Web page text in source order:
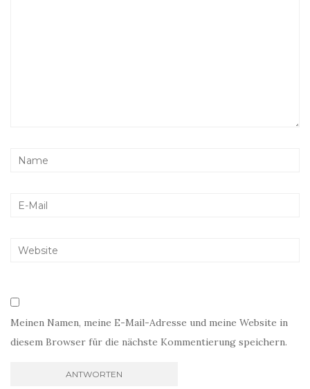
Meinen Namen, meine E-Mail-Adresse und meine Website in
diesem Browser für die nächste Kommentierung speichern.